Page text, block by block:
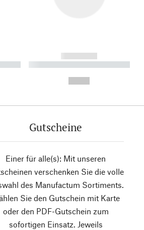
------------
----------- ----------- ----------
Gutscheine
Einer für alle(s): Mit unseren
verschenken Sie die volle
des Manufactum Sortiments.
Sie den Gutschein mit Karte
oder den PDF-Gutschein zum
sofortigen Einsatz. Jeweils